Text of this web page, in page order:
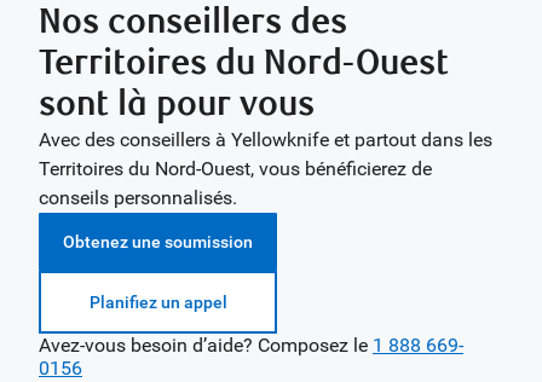
Nos conseillers des
Territoires du Nord-Ouest
sont là pour vous
Avec des conseillers à Yellowknife et partout dans les
Territoires du Nord-Ouest, vous bénéficierez de
conseils personnalisés.
Obtenez une soumission
Planifiez un appel
Avez-vous besoin d’aide? Composez le 1 888 669-
0156